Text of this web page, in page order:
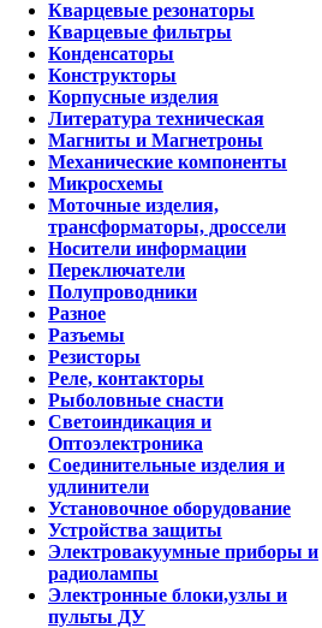
Кварцевые резонаторы
Кварцевые фильтры
Конденсаторы
Конструкторы
Корпусные изделия
Литература техническая
Магниты и Магнетроны
Механические компоненты
Микросхемы
Моточные изделия,
трансформаторы, дроссели
Носители информации
Переключатели
Полупроводники
Разное
Разъемы
Резисторы
Реле, контакторы
Рыболовные снасти
Светоиндикация и
Оптоэлектроника
Соединительные изделия и
удлинители
Установочное оборудование
Устройства защиты
Электровакуумные приборы и
радиолампы
Электронные блоки,узлы и
пульты ДУ